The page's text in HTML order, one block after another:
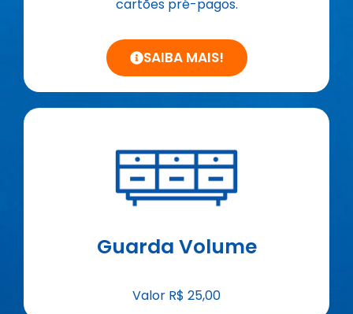
cartões pré-pagos.
SAIBA MAIS!
Guarda Volume
Valor R$ 25,00